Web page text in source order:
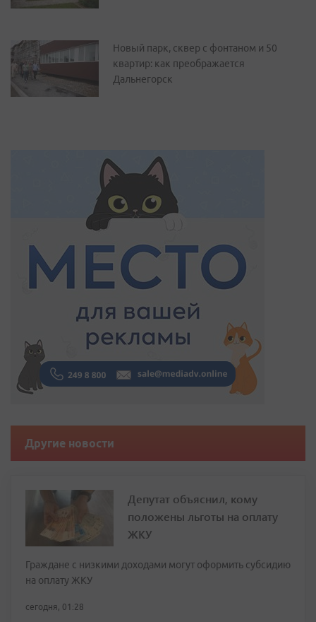
Новый парк, сквер с фонтаном и 50
квартир: как преображается
Дальнегорск
Другие новости
Депутат объяснил, кому
положены льготы на оплату
ЖКУ
Граждане с низкими доходами могут оформить субсидию
на оплату ЖКУ
сегодня, 01:28